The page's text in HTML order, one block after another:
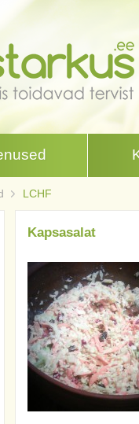
LCHF
Kapsasalat